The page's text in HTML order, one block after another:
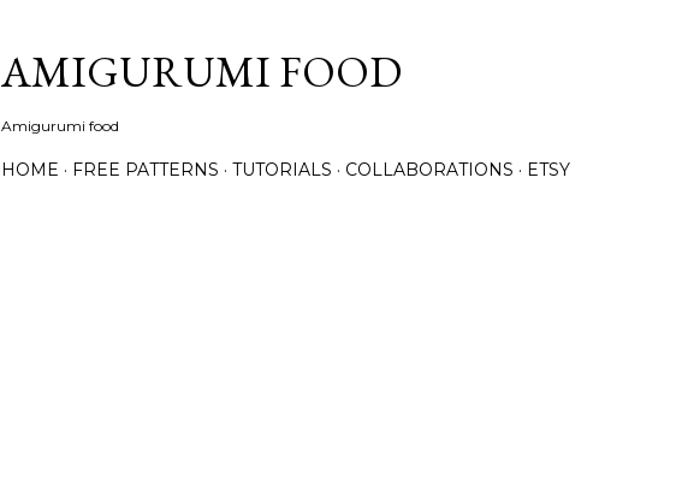
AMIGURUMI FOOD
Amigurumi food
HOME FREE PATTERNS TUTORIALS COLLABORATIONS ETSY